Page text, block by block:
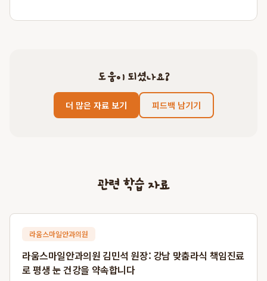
도움이 되셨나요?
더 많은 자료 보기 피드백 남기기
관련 학습 자료
라움스마일안과의원
라움스마일안과의원 김민석 원장: 강남 맞춤라식 책임진료
로 평생 눈 건강을 약속합니다